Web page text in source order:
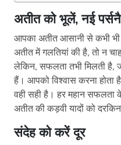
अतीत को भूलें, नई
आपका अतीत आसानी से कभी
अतीत में गलतियां की है, तो न
लेकिन, सफलता तभी मिलती है,
हैं। आपको विश्वास करना
वही सही है। हर महान सफलता के
अतीत की कड़वी यादों को
संदेह को करें दूर